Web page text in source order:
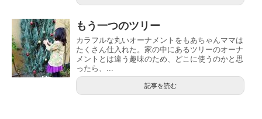
もう一つのツリー
カラフルな丸いオーナメントをもあちゃんママは
たくさん仕入れた。家の中にあるツリーのオーナ
メントとは違う趣味のため、どこに使うのかと思
ったら、...
記事を読む